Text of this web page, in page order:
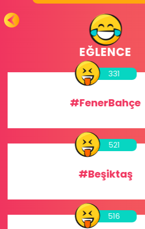
GLOBAL
456
#Sohbet
256
#Chat
256